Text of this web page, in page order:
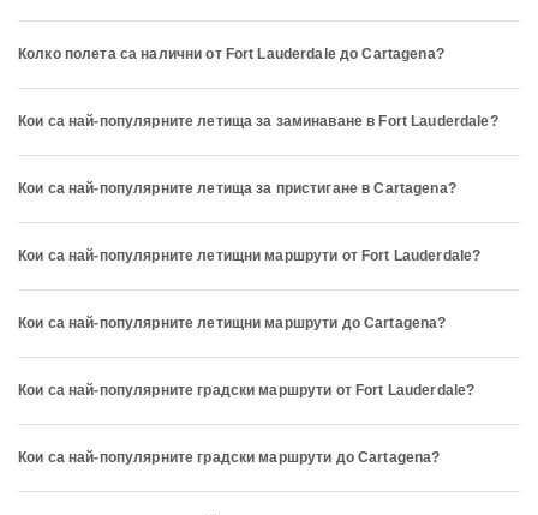
Колко полета са налични от Fort Lauderdale до Cartagena?
Кои са най-популярните летища за заминаване в Fort Lauderdale?
Кои са най-популярните летища за пристигане в Cartagena?
Кои са най-популярните летищни маршрути от Fort Lauderdale?
Кои са най-популярните летищни маршрути до Cartagena?
Кои са най-популярните градски маршрути от Fort Lauderdale?
Кои са най-популярните градски маршрути до Cartagena?